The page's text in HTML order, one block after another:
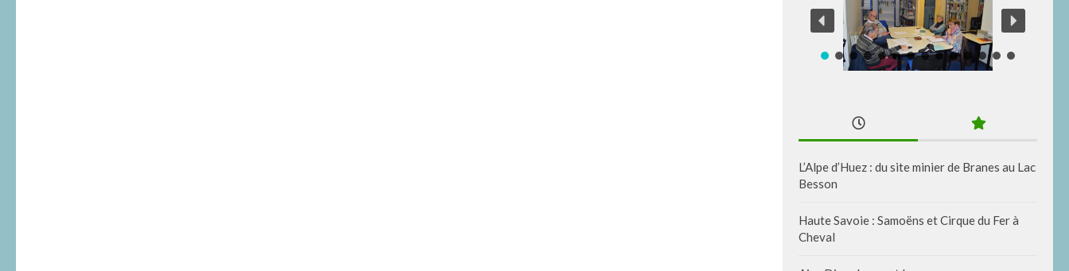
L’Alpe d’Huez : du site minier de Branes au Lac
Besson
Haute Savoie : Samoëns et Cirque du Fer à
Cheval